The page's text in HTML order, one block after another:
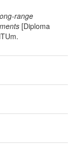
range
[Diploma